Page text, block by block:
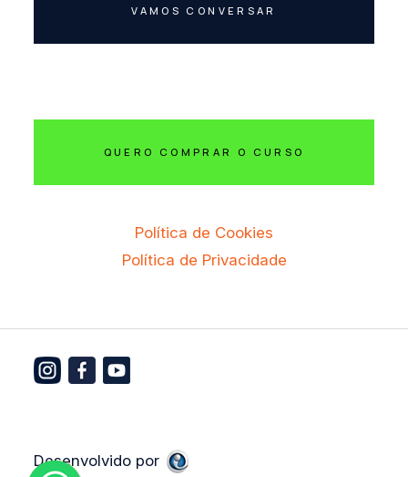
VAMOS CONVERSAR
QUERO COMPRAR O CURSO
Política de Cookies
Política de Privacidade
Desenvolvido por